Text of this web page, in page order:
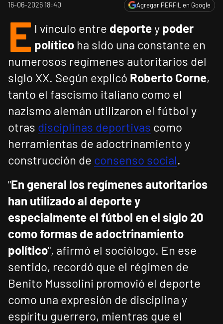
16-06-2026 18:40 Agregar PERFIL en Google
E l vínculo entre deportey poder
político ha sido una constante en
numerosos regímenes autoritarios del
siglo XX. Según explicó Roberto Corne,
tanto el fascismo italiano como el
nazismo alemán utilizaron el fútbol y
otras disciplinas deportivas como
herramientas de adoctrinamiento y
construcción de consenso social.
"En general los regímenes autoritarios
han utilizado al deporte y
especialmente el fútbol en el siglo 20
como formas de adoctrinamiento
político", afirmó el sociólogo. En ese
sentido, recordó que el régimen de
Benito Mussolini promovió el deporte
como una expresión de disciplina y
espíritu guerrero, mientras que el